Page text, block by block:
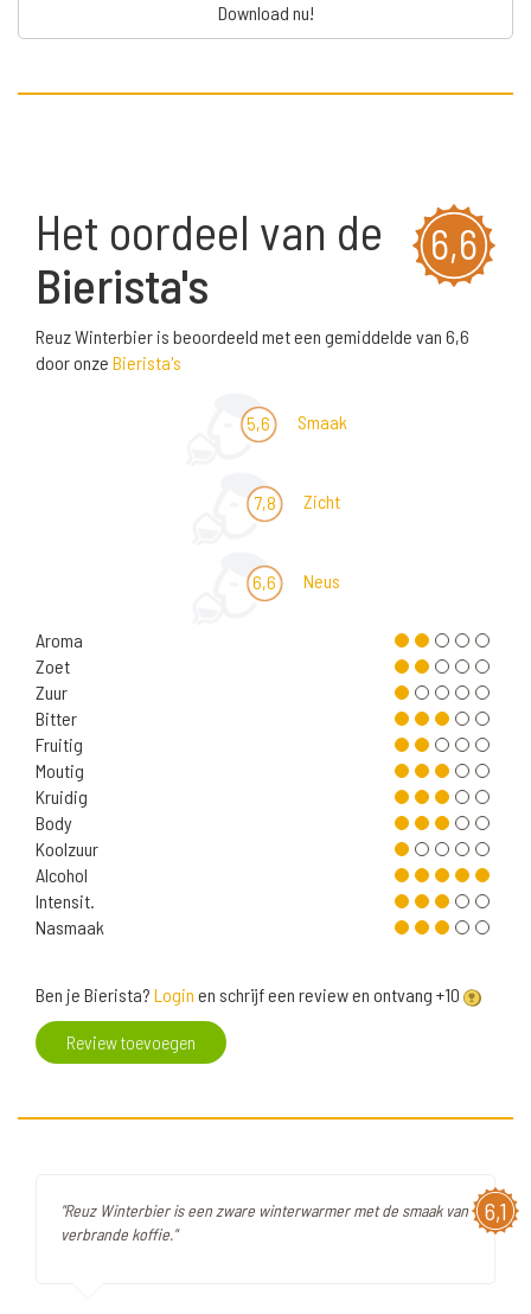
Download nu!
6,6
Het oordeel van de
Bierista's
Reuz Winterbier is beoordeeld met een gemiddelde van 6,6
door onze Bierista's
5,6 Smaak
7,8 Zicht
6,6 Neus
Aroma
Zoet
Zuur
Bitter
Fruitig
Moutig
Kruidig
Body
Koolzuur
Alcohol
Intensit.
Nasmaak
Ben je Bierista? Login en schrijf een review en ontvang +10
Review toevoegen
6,1
"Reuz Winterbier is een zware winterwarmer met de smaak van
verbrande koffie."